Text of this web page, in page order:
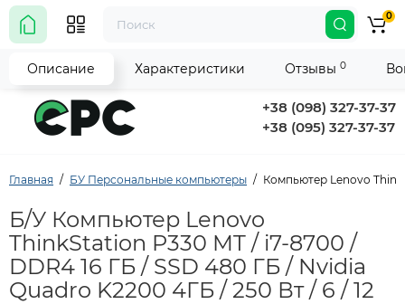
+38 (098) 327-37-37
+38 (095) 327-37-37
0
Главная БУ Персональные компьютеры Компьютер Lenovo
Б/У Компьютер Lenovo
ThinkStation P330 MT / i7-8700 /
DDR4 16 ГБ / SSD 480 ГБ / Nvidia
Quadro K2200 4ГБ / 250 Вт / 6 / 12
Описание Характеристики Отзывы 0